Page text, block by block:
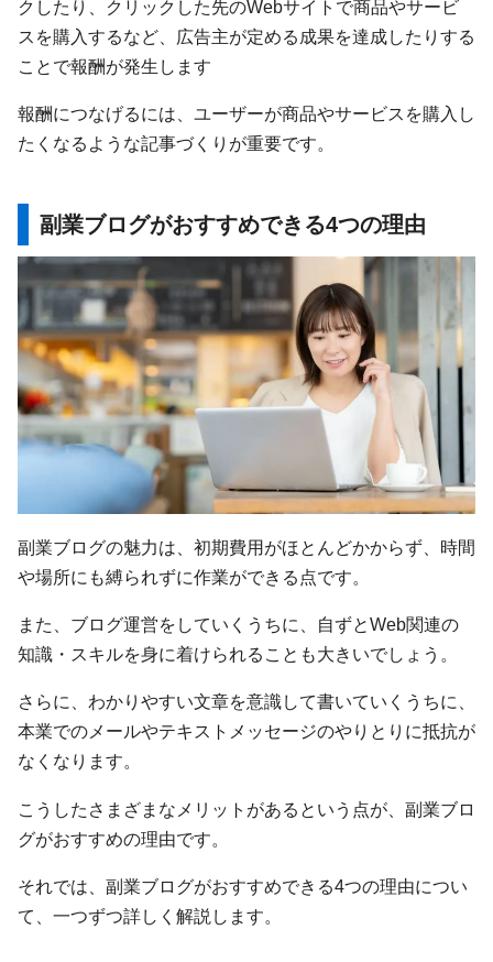
クしたり、クリックした先のWebサイトで商品やサービ
スを購入するなど、広告主が定める成果を達成したりする
ことで報酬が発生します
報酬につなげるには、ユーザーが商品やサービスを購入し
たくなるような記事づくりが重要です。
副業ブログがおすすめできる4つの理由
副業ブログの魅力は、初期費用がほとんどかからず、時間
や場所にも縛られずに作業ができる点です。
また、ブログ運営をしていくうちに、自ずとWeb関連の
知識・スキルを身に着けられることも大きいでしょう。
さらに、わかりやすい文章を意識して書いていくうちに、
本業でのメールやテキストメッセージのやりとりに抵抗が
なくなります。
こうしたさまざまなメリットがあるという点が、副業ブロ
グがおすすめの理由です。
それでは、副業ブログがおすすめできる4つの理由につい
て、一つずつ詳しく解説します。